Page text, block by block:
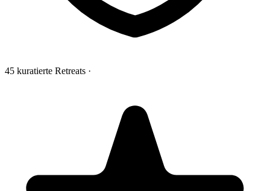
45 kuratierte Retreats ·